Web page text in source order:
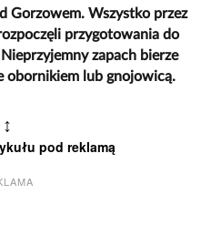
Gorzowem. Wszystko przez
przygotowania do
zapach bierze
obornikiem lub gnojowicą.
↕
pod reklamą